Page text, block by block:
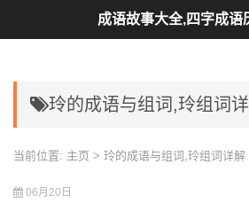
玲的成语与组词,玲组词
当前位置: 主页 > 玲的成语与组词,玲组词详解
06月20日
成语故事大全,四字成语